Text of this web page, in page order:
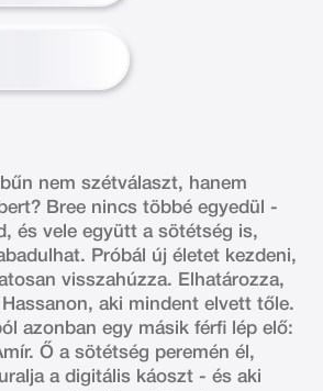
nem szétválaszt, hanem
Bree nincs többé egyedül -
és vele együtt a sötétség is,
Próbál új életet kezdeni,
visszahúzza. Elhatározza,
aki mindent elvett tőle.
azonban egy másik férfi lép elő:
Ő a sötétség peremén él,
a digitális káoszt - és aki